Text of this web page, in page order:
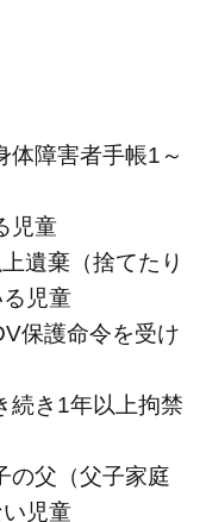
体障害者手帳1～
児童
遺棄（捨てたり
児童
保護命令を受け
続き1年以上拘禁
の父（父子家庭
児童